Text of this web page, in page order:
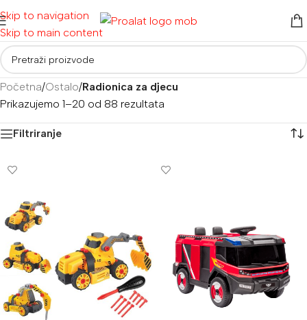
Skip to navigation
Skip to main content
Početna/Ostalo/Radionica za djecu
Prikazujemo 1–20 od 88 rezultata
Filtriranje